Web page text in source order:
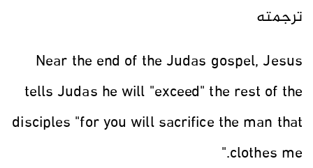
ترجمته
‏Near the end of the Judas gospel, Jesus
tells Judas he will "exceed" the rest of the
disciples "for you will sacrifice the man that
clothes me."